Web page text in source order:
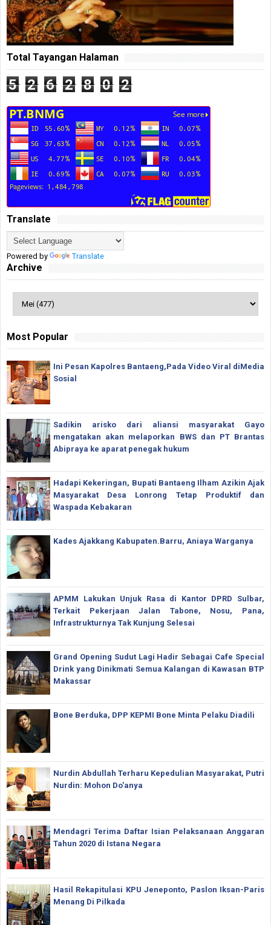
Total Tayangan Halaman
5 2 6 2 8 0 2
Translate
Powered by Translate
Archive
Most Popular
Ini Pesan Kapolres Bantaeng,Pada Video Viral diMedia
Sosial
Sadikin arisko dari aliansi masyarakat Gayo
mengatakan akan melaporkan BWS dan PT Brantas
Abipraya ke aparat penegak hukum
Hadapi Kekeringan, Bupati Bantaeng Ilham Azikin Ajak
Masyarakat Desa Lonrong Tetap Produktif dan
Waspada Kebakaran
Kades Ajakkang Kabupaten.Barru, Aniaya Warganya
APMM Lakukan Unjuk Rasa di Kantor DPRD Sulbar,
Terkait Pekerjaan Jalan Tabone, Nosu, Pana,
Infrastrukturnya Tak Kunjung Selesai
Grand Opening Sudut Lagi Hadir Sebagai Cafe Special
Drink yang Dinikmati Semua Kalangan di Kawasan BTP
Makassar
Bone Berduka, DPP KEPMI Bone Minta Pelaku Diadili
Nurdin Abdullah Terharu Kepedulian Masyarakat, Putri
Nurdin: Mohon Do'anya
Mendagri Terima Daftar Isian Pelaksanaan Anggaran
Tahun 2020 di Istana Negara
Hasil Rekapitulasi KPU Jeneponto, Paslon Iksan-Paris
Menang Di Pilkada